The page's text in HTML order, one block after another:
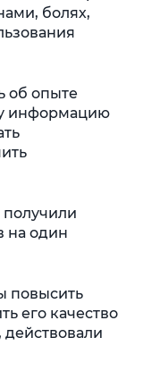
болях,
об опыте
информацию
на один
повысить
его качество
действовали